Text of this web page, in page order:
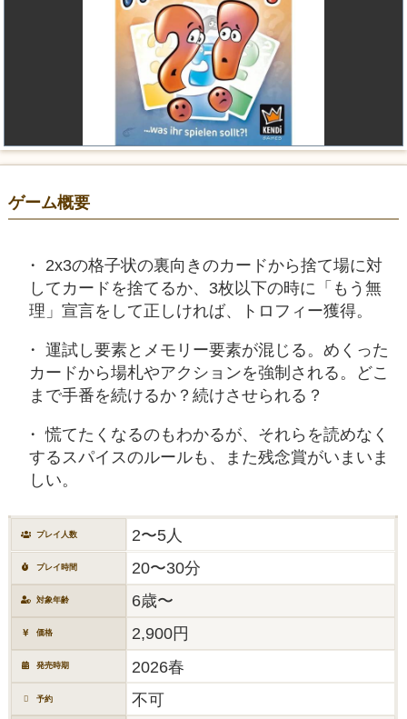
ゲーム概要
2x3の格子状の裏向きのカードから捨て場に対
してカードを捨てるか、3枚以下の時に「もう無
理」宣言をして正しければ、トロフィー獲得。
運試し要素とメモリー要素が混じる。めくった
カードから場札やアクションを強制される。どこ
まで手番を続けるか？続けさせられる？
慌てたくなるのもわかるが、それらを読めなく
するスパイスのルールも、また残念賞がいまいま
しい。
プレイ人数 2〜5人
プレイ時間 20〜30分
対象年齢 6歳〜
価格 2,900円
発売時期 2026春
予約 不可